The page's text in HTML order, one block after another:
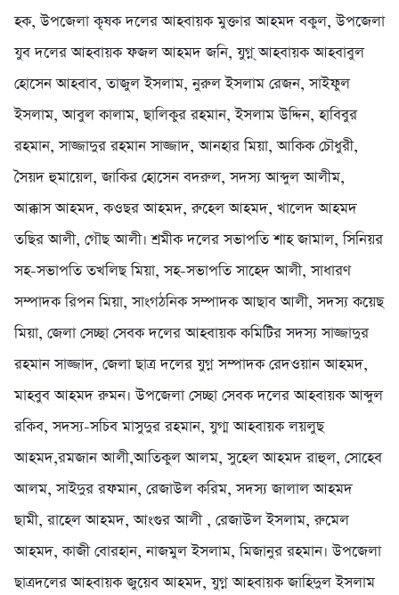
হক, উপজেলা কৃষক দলের আহবায়ক মুক্তার আহমদ বকুল, উপজেলা
যুব দলের আহবায়ক ফজল আহমদ জনি, যুগ্ন্ আহবায়ক আহবাবুল
হোসেন আহবাব, তাজুল ইসলাম, নুরুল ইসলাম রেজন, সাইফুল
ইসলাম, আবুল কালাম, ছালিকুর রহমান, ইসলাম উদ্দিন, হাবিবুর
রহমান, সাজ্জাদুর রহমান সাজ্জাদ, আনহার মিয়া, আকিক চৌধুরী,
সৈয়দ হুমায়েল, জাকির হোসেন বদরুল, সদস্য আব্দুল আলীম,
আক্কাস আহমদ, কওছর আহমদ, রুহেল আহমদ, খালেদ আহমদ
তছির আলী, গৌছ আলী। শ্রমীক দলের সভাপতি শাহ জামাল, সিনিয়র
সহ-সভাপতি তখলিছ মিয়া, সহ-সভাপতি সাহেদ আলী, সাধারণ
সম্পাদক রিপন মিয়া, সাংগঠনিক সম্পাদক আছাব আলী, সদস্য কয়েছ
মিয়া, জেলা সেচ্ছা সেবক দলের আহবায়ক কমিটির সদস্য সাজ্জাদুর
রহমান সাজ্জাদ, জেলা ছাত্র দলের যুগ্ন সম্পাদক রেদওয়ান আহমদ,
মাহবুব আহমদ রুমন। উপজেলা সেচ্ছা সেবক দলের আহবায়ক আব্দুল
রকিব, সদস্য-সচিব মাসুদুর রহমান, যুগ্ম আহবায়ক লয়লুছ
আহমদ,রমজান আলী,আতিকুল আলম, সুহেল আহমদ রাহুল, সোহেব
আলম, সাইদুর রফমান, রেজাউল করিম, সদস্য জালাল আহমদ
ছামী, রাহেল আহমদ, আংগুর আলী , রেজাউল ইসলাম, রুমেল
আহমদ, কাজী বোরহান, নাজমুল ইসলাম, মিজানুর রহমান। উপজেলা
ছাত্রদলের আহবায়ক জুয়েব আহমদ, যুগ্ন আহবায়ক জাহিদুল ইসলাম